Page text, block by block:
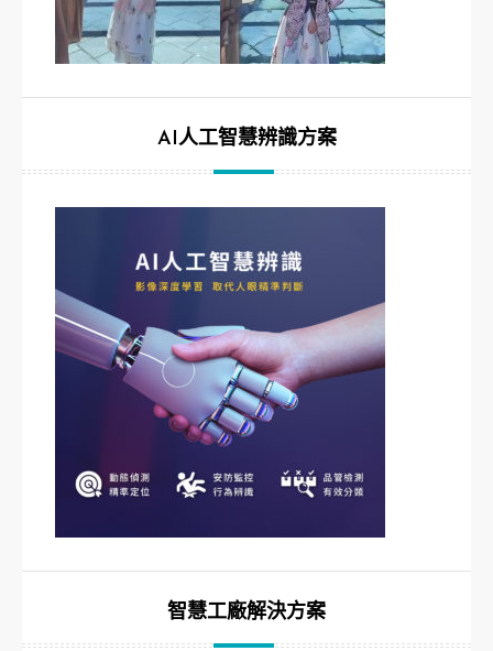
AI人工智慧辨識方案
智慧工廠解決方案